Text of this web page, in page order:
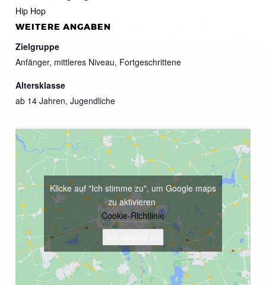
Hip Hop
WEITERE ANGABEN
Zielgruppe
Anfänger, mittleres Niveau, Fortgeschrittene
Altersklasse
ab 14 Jahren, Jugendliche
Klicke auf "Ich stimme zu", um Google maps
zu aktivieren
Cookie-Richtlinie